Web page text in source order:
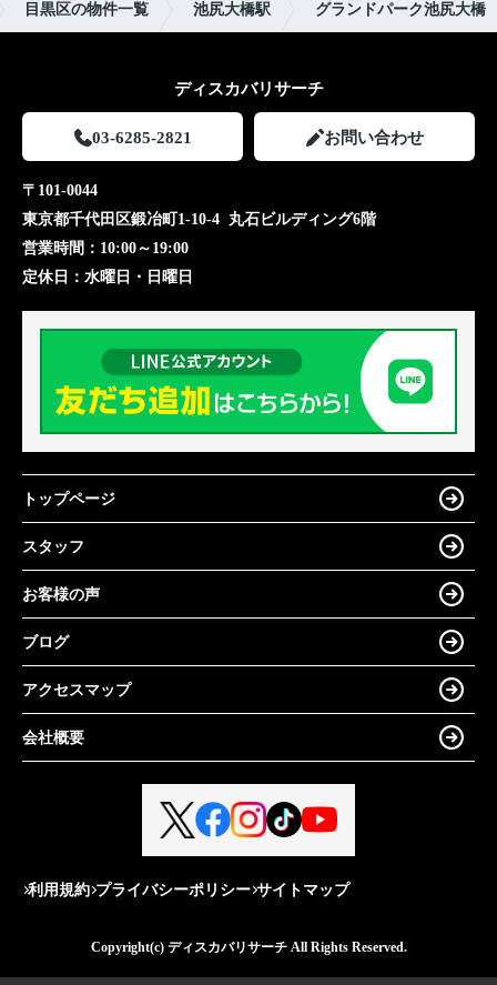
目黒区の物件一覧 池尻大橋駅 グランドパーク池尻大橋
ディスカバリサーチ
03-6285-2821 お問い合わせ
〒101-0044
東京都千代田区鍛冶町1-10-4 丸石ビルディング6階
営業時間： 10:00～19:00
定休日： 水曜日・日曜日
トップページ
スタッフ
お客様の声
ブログ
アクセスマップ
会社概要
利用規約 プライバシーポリシー サイトマップ
Copyright(c) ディスカバリサーチ All Rights Reserved.